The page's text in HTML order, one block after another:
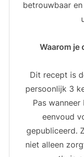
betrouwbaar
Waarom je
Dit recept is
persoonlijk 3
Pas
eenvoud
gepubliceerd.
niet alleen